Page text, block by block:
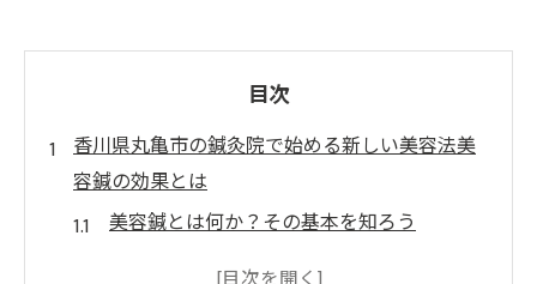
目次
香川県丸亀市の鍼灸院で始める新しい美容法美
容鍼の効果とは
美容鍼とは何か？その基本を知ろう
香川県丸亀市の鍼灸院が提供する美容鍼の